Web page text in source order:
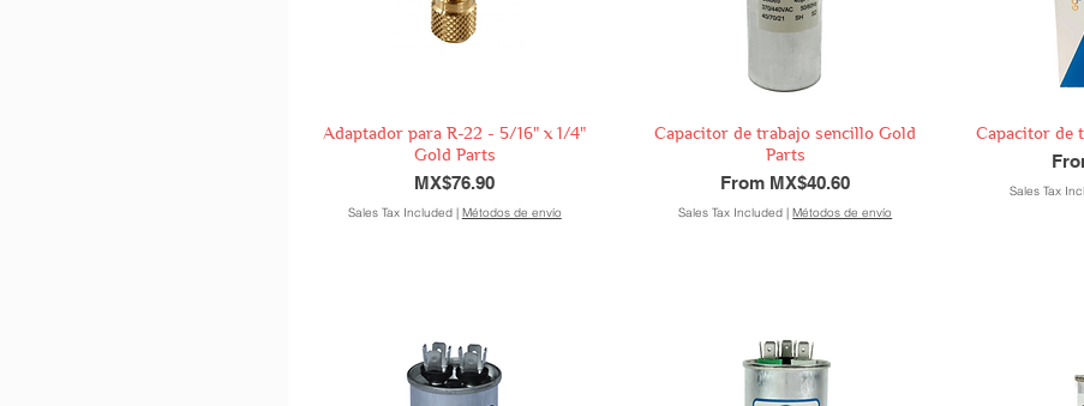
Adaptador para R-22 - 5/16" x 1/4"
Gold Parts
Price
MX$76.90
Sales Tax Included| Métodos de envío
Capacitor de trabajo sencillo Gold
Parts
From MX$40.60
Sale Price
Sales Tax Included |Métodos de envío
Capacitor de
Sales Tax